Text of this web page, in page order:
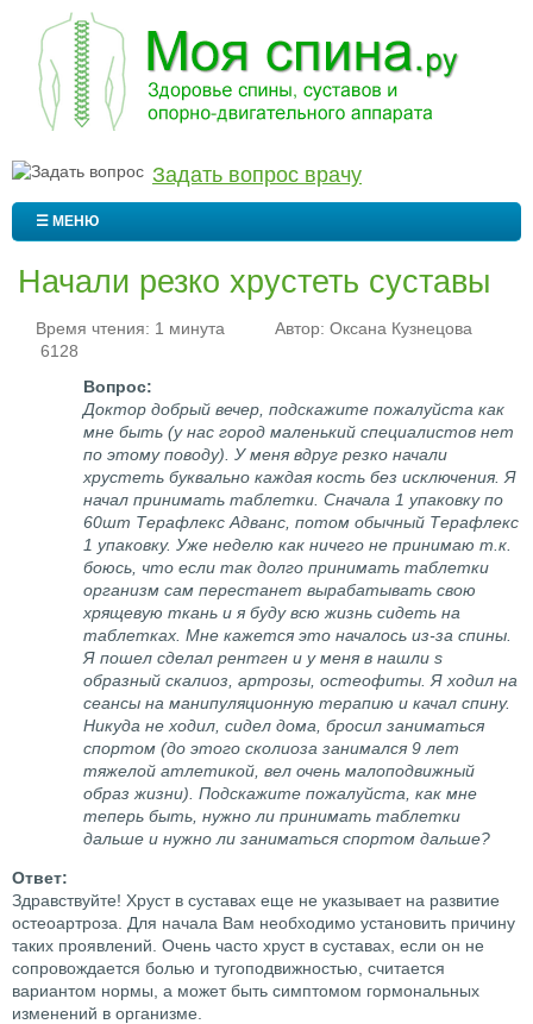
Задать вопрос врачу
☰ МЕНЮ
Начали резко хрустеть суставы
Время чтения: 1 минута Автор: Оксана Кузнецова
6128
Доктор добрый вечер, подскажите пожалуйста как
мне быть (у нас город маленький специалистов нет
по этому поводу). У меня вдруг резко начали
хрустеть буквально каждая кость без исключения. Я
начал принимать таблетки. Сначала 1 упаковку по
60шт Терафлекс Адванс, потом обычный Терафлекс
1 упаковку. Уже неделю как ничего не принимаю т.к.
боюсь, что если так долго принимать таблетки
организм сам перестанет вырабатывать свою
хрящевую ткань и я буду всю жизнь сидеть на
таблетках. Мне кажется это началось из-за спины.
Я пошел сделал рентген и у меня в нашли s
образный скалиоз, артрозы, остеофиты. Я ходил на
сеансы на манипуляционную терапию и качал спину.
Никуда не ходил, сидел дома, бросил заниматься
спортом (до этого сколиоза занимался 9 лет
тяжелой атлетикой, вел очень малоподвижный
образ жизни). Подскажите пожалуйста, как мне
теперь быть, нужно ли принимать таблетки
дальше и нужно ли заниматься спортом дальше?
Здравствуйте! Хруст в суставах еще не указывает на развитие
остеоартроза. Для начала Вам необходимо установить причину
таких проявлений. Очень часто хруст в суставах, если он не
сопровождается болью и тугоподвижностью, считается
вариантом нормы, а может быть симптомом гормональных
изменений в организме.